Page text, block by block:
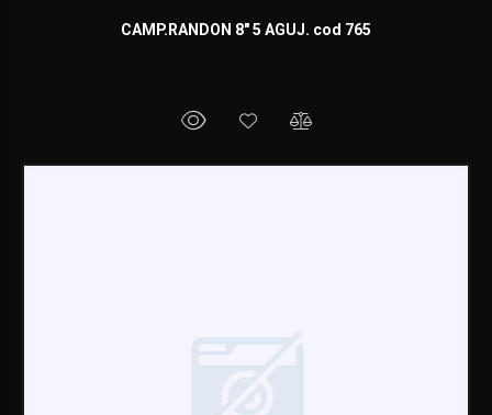
CAMP.RANDON 8" 5 AGUJ. cod 765